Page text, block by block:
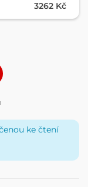
3262 Kč
ke čtení